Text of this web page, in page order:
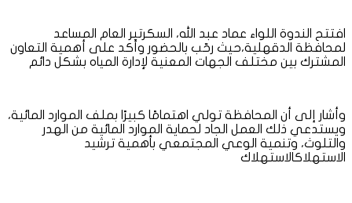
افتتح الندوة اللواء عماد عبد الله، السكرتير العام المساعد
لمحافظة الدقهلية،حيث رحّب بالحضور وأكد على أهمية التعاون
المشترك بين مختلف الجهات المعنية لإدارة المياه بشكل دائم
وأشار إلى أن المحافظة تولي اهتمامًا كبيرًا بملف الموارد المائية،
ويستدعي ذلك العمل الجاد لحماية الموارد المائية من الهدر
والتلوث، وتنمية الوعي المجتمعي بأهمية ترشيد
الاستهلاكالاستهلاك